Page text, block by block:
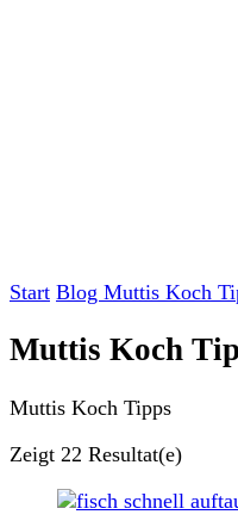
Start Blog Muttis Koch
Muttis Koch
Muttis Koch Tipps
Zeigt 22 Resultat(e)